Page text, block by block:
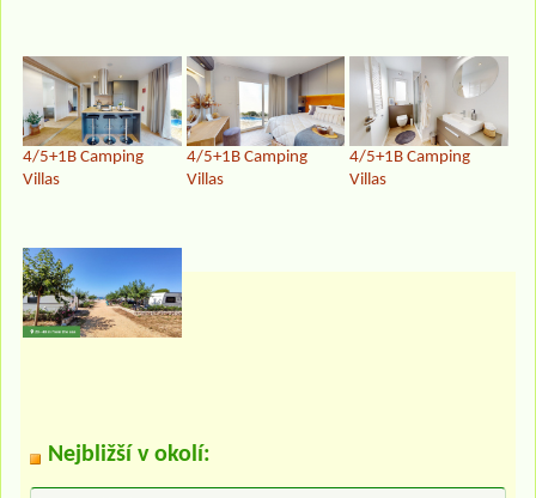
4/5+1B Camping
Villas
4/5+1B Camping
Villas
4/5+1B Camping
Villas
Nejbližší v okolí: